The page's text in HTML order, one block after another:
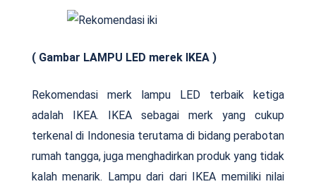
( Gambar LAMPU LED merek IKEA )
Rekomendasi merk lampu LED terbaik ketiga
adalah IKEA. IKEA sebagai merk yang cukup
terkenal di Indonesia terutama di bidang perabotan
rumah tangga, juga menghadirkan produk yang tidak
kalah menarik. Lampu dari dari IKEA memiliki nilai